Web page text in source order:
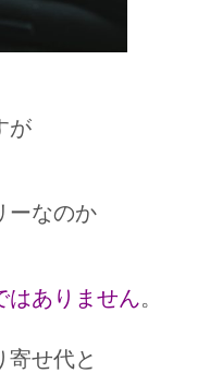
が
ーなのか
はありません。
寄せ代と